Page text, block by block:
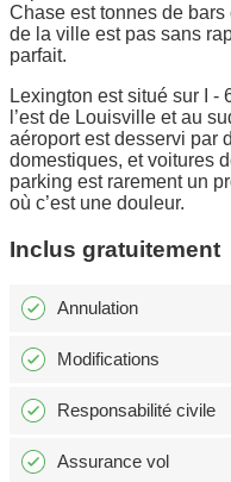
Chase est tonnes de bars
de la ville est pas sans
parfait.
Lexington est situé sur I -
l’est de Louisville et au
aéroport est desservi par
domestiques, et voitures
parking est rarement un
où c’est une douleur.
Inclus gratuitement
Annulation
Modifications
Responsabilité civile
Assurance vol